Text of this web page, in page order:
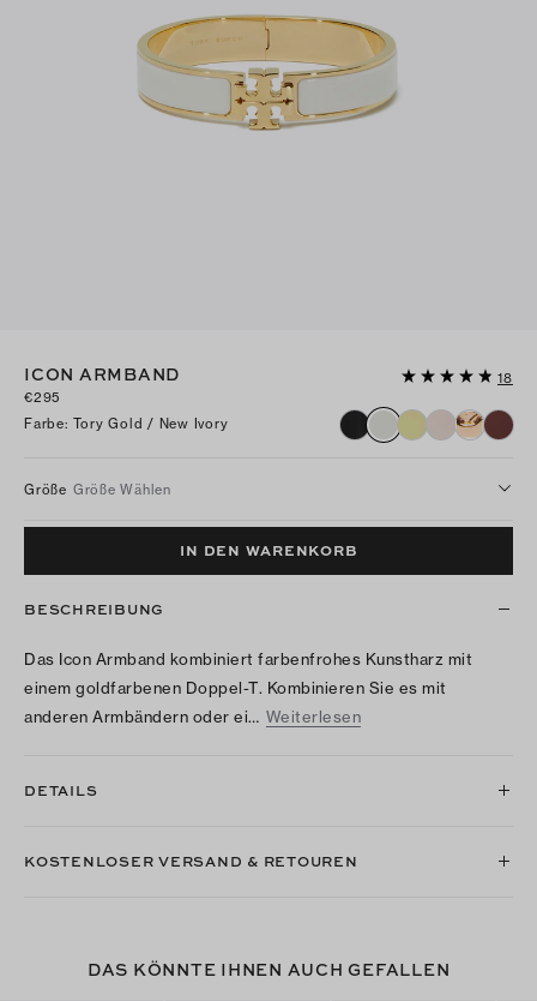
ICON ARMBAND
18
€295
Farbe: Tory Gold / New Ivory
Größe Größe Wählen
IN DEN WARENKORB
BESCHREIBUNG
Das Icon Armband kombiniert farbenfrohes Kunstharz mit
einem goldfarbenen Doppel-T. Kombinieren Sie es mit
anderen Armbändern oder ei… Weiterlesen
DETAILS
KOSTENLOSER VERSAND & RETOUREN
DAS KÖNNTE IHNEN AUCH GEFALLEN